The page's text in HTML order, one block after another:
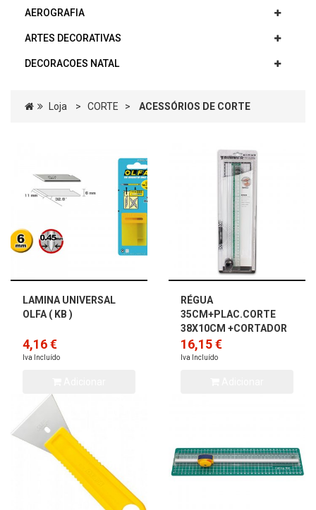
AEROGRAFIA
ARTES DECORATIVAS
DECORACOES NATAL
Loja > CORTE > ACESSÓRIOS DE CORTE
LAMINA UNIVERSAL
OLFA ( KB )
4,16 €
Iva Incluído
RÉGUA
35CM+PLAC.CORTE
38X10CM +CORTADOR
16,15 €
Iva Incluído